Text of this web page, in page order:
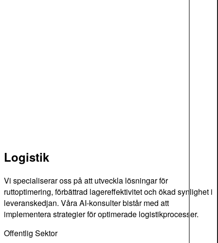
Logistik
Vi specialiserar oss på att utveckla lösningar för
ruttoptimering, förbättrad lagereffektivitet och ökad synlighet i
leveranskedjan. Våra AI-konsulter bistår med att
implementera strategier för optimerade logistikprocesser.
Offentlig Sektor